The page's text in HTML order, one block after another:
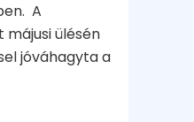
A
ülésén
jóváhagyta a